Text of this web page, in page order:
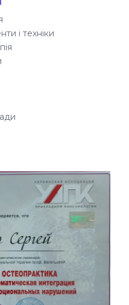
і техніки